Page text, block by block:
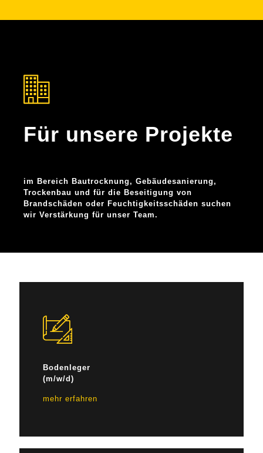
Für unsere Projekte
im Bereich Bautrocknung, Gebäudesanierung,
Trockenbau und für die Beseitigung von
Brandschäden oder Feuchtigkeitsschäden suchen
wir Verstärkung für unser Team.
Bodenleger
(m/w/d)
mehr erfahren